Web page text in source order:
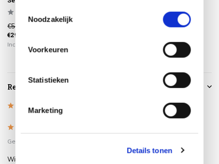
Noodzakelijk
Voorkeuren
Statistieken
Marketing
Details tonen
€529,00
€299,00
Incl. btw
Reviews
5
Gepost door:
Wij hebben deze tuintafel nu ruim